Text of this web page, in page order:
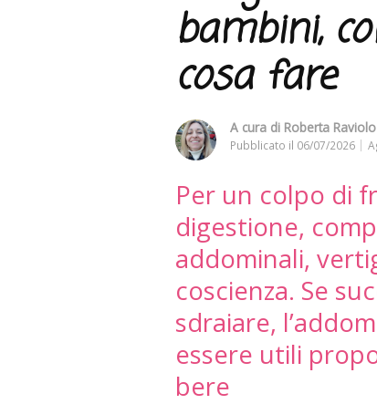
bambini,
cosa fare
A cura di Roberta Raviolo
Pubblicato il 06/07/2026
Per un colpo di
digestione,
addominali,
coscienza. Se
sdraiare,
essere utili
bere